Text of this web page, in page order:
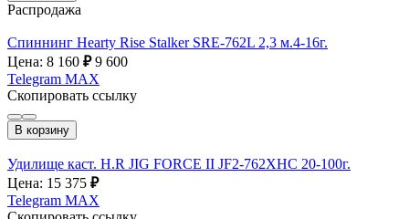
Распродажа
Спиннинг Hearty Rise Stalker SRE-762L 2,3 м.4-16г.
Цена: 8 160 ₽ 9 600
Telegram MAX
Скопировать ссылку
В корзину
Удилище каст. H.R JIG FORCE II JF2-762XHC 20-100г.
Цена: 15 375 ₽
Telegram MAX